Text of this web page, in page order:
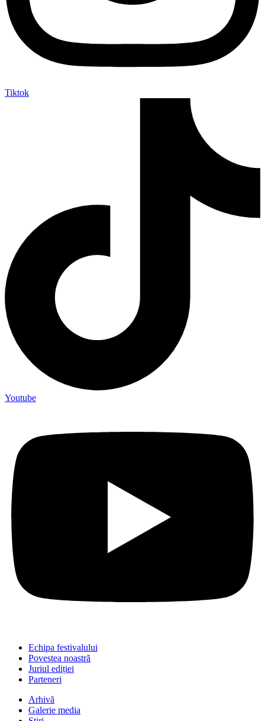
Tiktok
Youtube
Echipa festivalului
Povestea noastră
Juriul ediției
Parteneri
Arhivă
Galerie media